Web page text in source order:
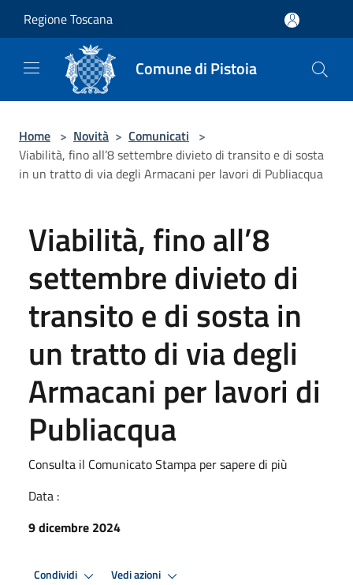
Regione Toscana
Comune di Pistoia
Home > Novità > Comunicati >
Viabilità, fino all’8 settembre divieto di transito e di sosta
in un tratto di via degli Armacani per lavori di Publiacqua
Viabilità, fino all’8
settembre divieto di
transito e di sosta in
un tratto di via degli
Armacani per lavori di
Publiacqua
Consulta il Comunicato Stampa per sapere di più
Data :
9 dicembre 2024
Condividi Vedi azioni